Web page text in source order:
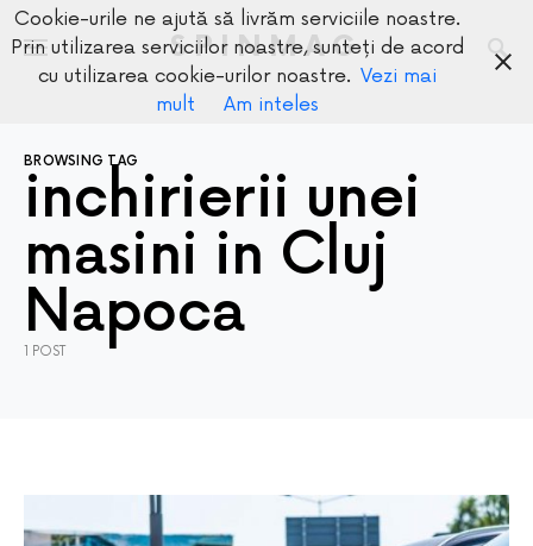
SPINMAG
BROWSING TAG
inchirierii unei
masini in Cluj
Napoca
1 POST
Cookie-urile ne ajută să livrăm serviciile noastre.
Prin utilizarea serviciilor noastre, sunteți de acord
cu utilizarea cookie-urilor noastre. Vezi mai
mult
Am inteles